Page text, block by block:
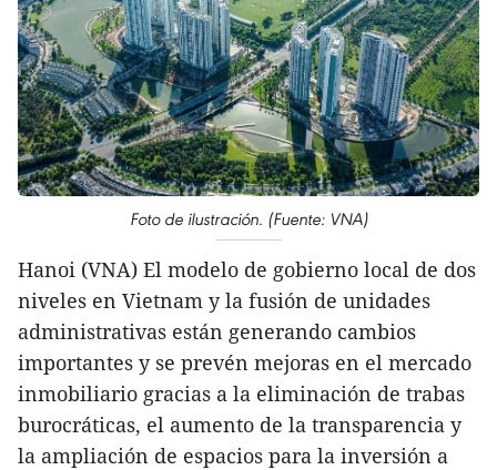
Foto de ilustración. (Fuente: VNA)
Hanoi (VNA) El modelo de gobierno local de dos
niveles en Vietnam y la fusión de unidades
administrativas están generando cambios
importantes y se prevén mejoras en el mercado
inmobiliario gracias a la eliminación de trabas
burocráticas, el aumento de la transparencia y
la ampliación de espacios para la inversión a